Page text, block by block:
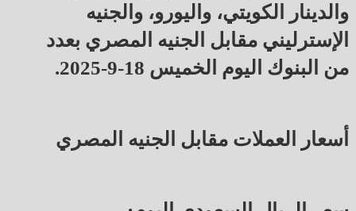
والدينار الكويتي، واليورو، والجنيه
الإسترليني مقابل الجنيه المصري بعدد
من البنوك اليوم الخميس 18-9-2025.
أسعار العملات مقابل الجنيه المصري